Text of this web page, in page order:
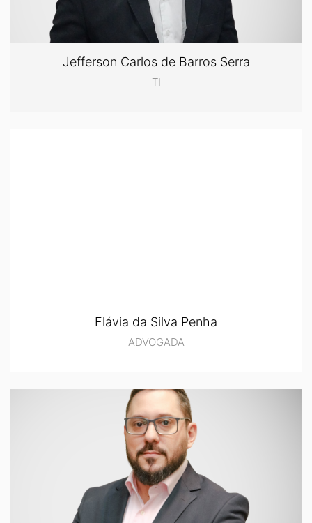
Jefferson Carlos de Barros Serra
TI
Flávia da Silva Penha
ADVOGADA